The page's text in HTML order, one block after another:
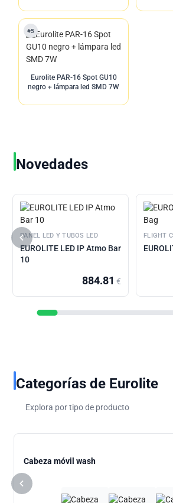
#5
Eurolite PAR-16 Spot GU10
negro + lámpara led SMD 7W
Novedades
PANEL LED Y TUBOS LED
EUROLITE LED IP Atmo Bar
10
884.81 €
FLIGHT
Categorías de Eurolite
Explora por tipo de producto
Cabeza móvil wash